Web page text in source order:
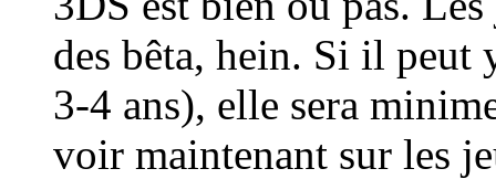
des bêta, hein. Si il
3-4 ans), elle sera
voir maintenant sur les